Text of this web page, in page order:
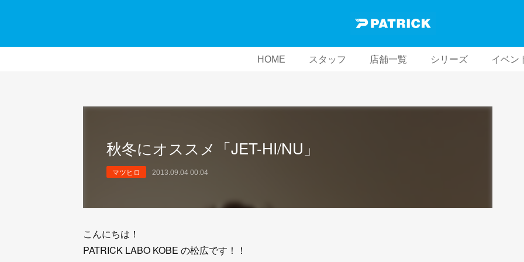
HOME スタッフ 店舗一覧 シリーズ イベン
秋冬にオススメ「JET-HI/NU」
マツヒロ 2013.09.04 00:04
こんにちは！
PATRICK LABO KOBE の松広です！！